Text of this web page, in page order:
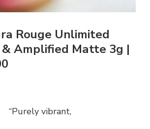
Rouge Unlimited
Amplified Matte 3g |
“Purely vibrant,